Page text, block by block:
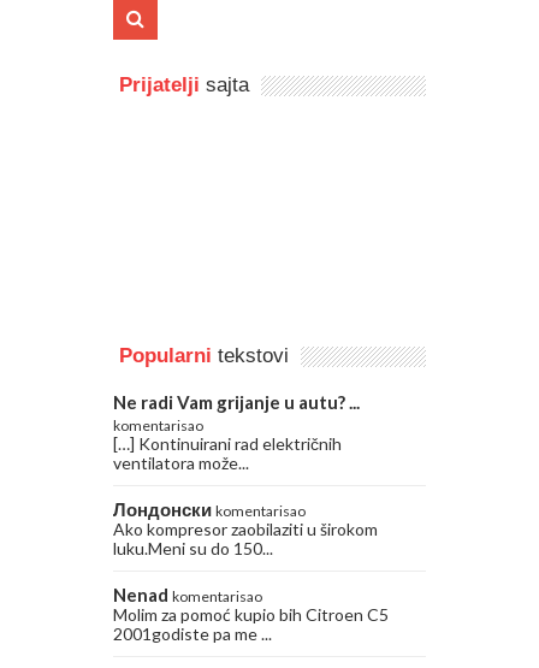
Prijatelji sajta
Popularni tekstovi
Ne radi Vam grijanje u autu? ...
komentarisao
[…] Kontinuirani rad električnih
ventilatora može...
Лондонски komentarisao
Ako kompresor zaobilaziti u širokom
luku.Meni su do 150...
Nenad komentarisao
Molim za pomoć kupio bih Citroen C5
2001godiste pa me ...